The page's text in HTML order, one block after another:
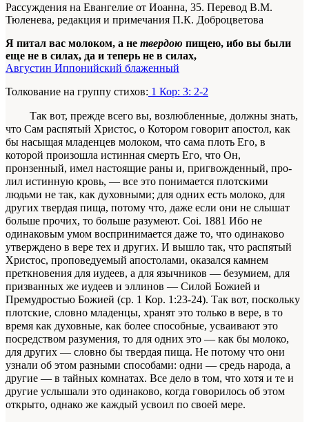
Рассуждения на Евангелие от Иоанна, 35. Перевод В.М.
Тюленева, редакция и примечания П.К. Доброцветова
Я питал вас молоком, а не твердою пищею, ибо вы были
еще не в силах, да и теперь не в силах,
Августин Иппонийский блаженный
Толкование на группу стихов: 1 Кор: 3: 2-2
Так вот, прежде всего вы, возлюбленные, должны знать,
что Сам распятый Христос, о Ко­тором говорит апостол, как
бы насыщая младен­цев молоком, что сама плоть Его, в
которой про­изошла истинная смерть Его, что Он,
пронзенный, имел настоящие раны и, пригвожденный, про­
лил истинную кровь, — все это понимается плот­скими
людьми не так, как духовными; для одних есть молоко, для
других твердая пища, потому что, даже если они не слышат
больше прочих, то больше разумеют. Coi. 1881 Ибо не
одинако­вым умом воспринимается даже то, что одинаково
утверждено в вере тех и других. И вышло так, что распятый
Христос, проповедуемый апостолами, оказался камнем
преткновения для иудеев, а для язычников — безумием, для
призванных же иудеев и эллинов — Силой Божией и
Премудростью Бо­жией (ср. 1 Кор. 1:23-24). Так вот, поскольку
плот­ские, словно младенцы, хранят это только в вере, в то
время как духовные, как более способные, усваивают это
посредством разумения, то для од­них это — как бы молоко,
для других — словно бы твердая пища. Не потому что они
узнали об этом разными способами: одни — средь народа, а
дру­гие — в тайных комнатах. Все дело в том, что хотя и те и
другие услышали это одинаково, когда го­ворилось об этом
открыто, однако же каждый ус­воил по своей мере.